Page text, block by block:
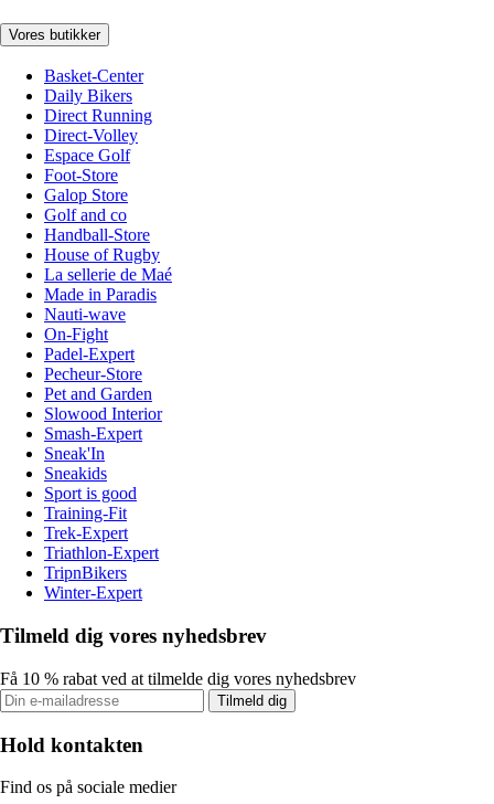
Vores butikker
Basket-Center
Daily Bikers
Direct Running
Direct-Volley
Espace Golf
Foot-Store
Galop Store
Golf and co
Handball-Store
House of Rugby
La sellerie de Maé
Made in Paradis
Nauti-wave
On-Fight
Padel-Expert
Pecheur-Store
Pet and Garden
Slowood Interior
Smash-Expert
Sneak'In
Sneakids
Sport is good
Training-Fit
Trek-Expert
Triathlon-Expert
TripnBikers
Winter-Expert
Tilmeld dig vores nyhedsbrev
Få 10 % rabat ved at tilmelde dig vores nyhedsbrev
Tilmeld dig
Hold kontakten
Find os på sociale medier